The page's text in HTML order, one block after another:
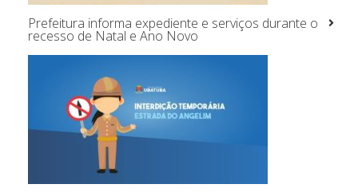
Prefeitura informa expediente e serviços durante o
recesso de Natal e Ano Novo